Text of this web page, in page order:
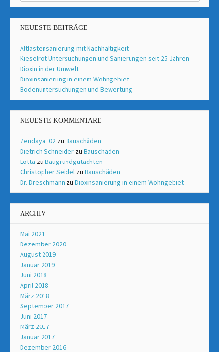
nach:
NEUESTE BEITRÄGE
Altlastensanierung mit Nachhaltigkeit
Kieselrot Untersuchungen und Sanierungen seit 25 Jahren
Dioxin in der Umwelt
Dioxinsanierung in einem Wohngebiet
Bodenuntersuchungen und Bewertung
NEUESTE KOMMENTARE
Zendaya_02 zu Bauschäden
Dietrich Schneider zu Bauschäden
Lotta zu Baugrundgutachten
Christopher Seidel zu Bauschäden
Dr. Dreschmann zu Dioxinsanierung in einem Wohngebiet
ARCHIV
Mai 2021
Dezember 2020
August 2019
Januar 2019
Juni 2018
April 2018
März 2018
September 2017
Juni 2017
März 2017
Januar 2017
Dezember 2016